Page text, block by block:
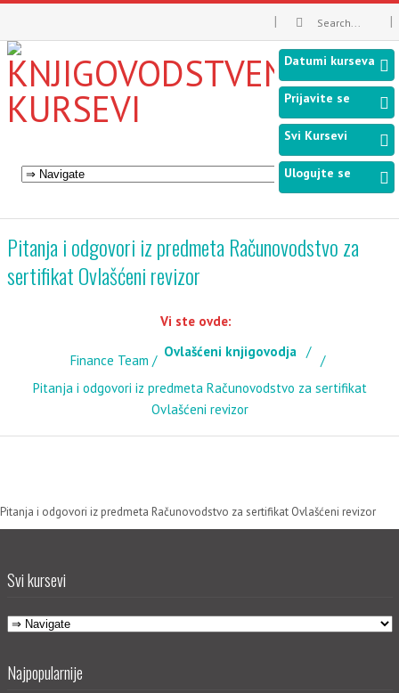
Pitanja i odgovori iz predmeta Računovodstvo za
sertifikat Ovlašćeni revizor
Vi ste ovde:
Finance Team
Ovlašćeni knjigovodja
Pitanja i odgovori iz predmeta Računovodstvo za sertifikat
Ovlašćeni revizor
Pitanja i odgovori iz predmeta Računovodstvo za sertifikat Ovlašćeni revizor
Svi kursevi
Najpopularnije
Datumi kurseva
Prijavite se
Svi Kursevi
Ulogujte se